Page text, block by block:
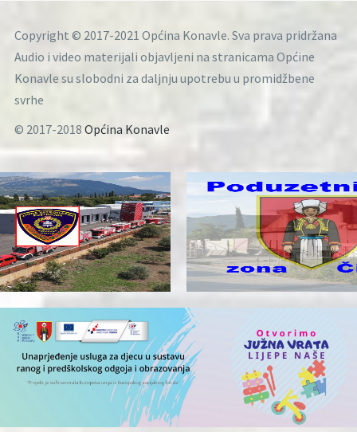
Copyright © 2017-2021 Općina Konavle. Sva prava pridržana
Audio i video materijali objavljeni na stranicama Općine
Konavle su slobodni za daljnju upotrebu u promidžbene
svrhe
© 2017-2018 Općina Konavle